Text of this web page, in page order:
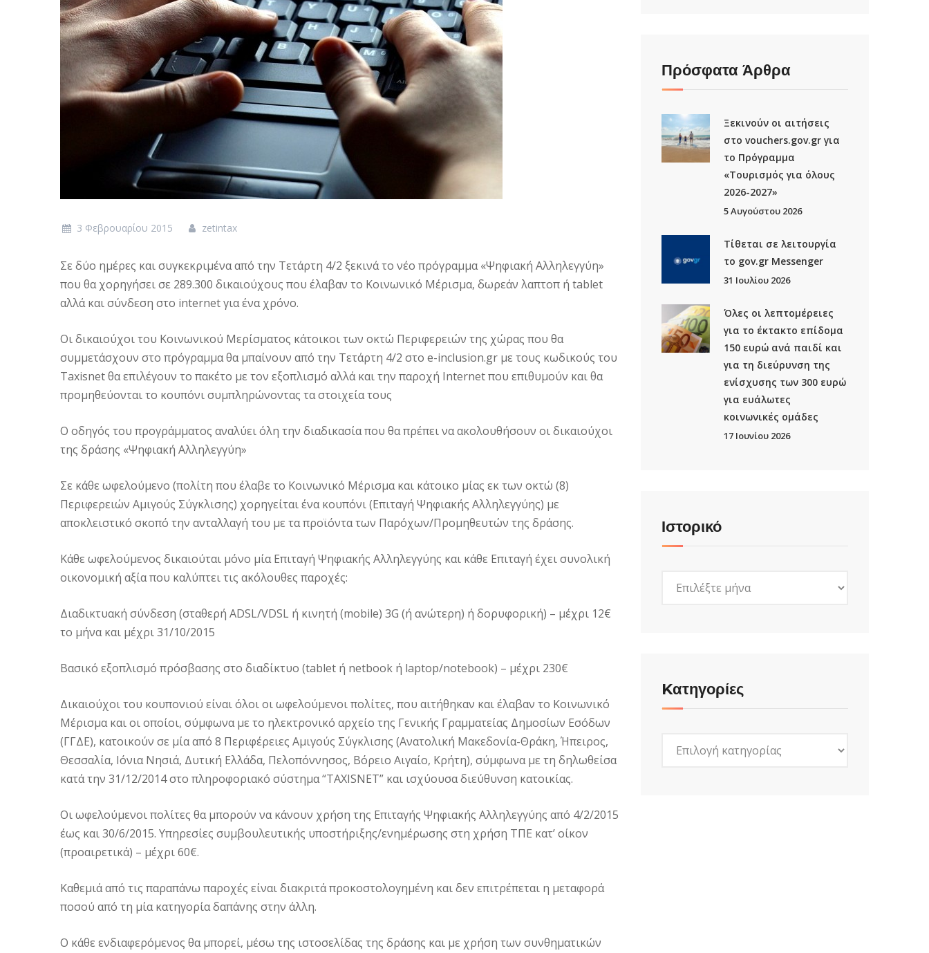
3 Φεβρουαρίου 2015 zetintax
Σε δύο ημέρες και συγκεκριμένα από την Τετάρτη 4/2 ξεκινά το νέο πρόγραμμα «Ψηφιακή Αλληλεγγύη»
που θα χορηγήσει σε 289.300 δικαιούχους που έλαβαν το Κοινωνικό Μέρισμα, δωρεάν λαπτοπ ή tablet
αλλά και σύνδεση στο internet για ένα χρόνο.
Οι δικαιούχοι του Κοινωνικού Μερίσματος κάτοικοι των οκτώ Περιφερειών της χώρας που θα
συμμετάσχουν στο πρόγραμμα θα μπαίνουν από την Τετάρτη 4/2 στο e-inclusion.gr με τους κωδικούς του
Taxisnet θα επιλέγουν το πακέτο με τον εξοπλισμό αλλά και την παροχή Internet που επιθυμούν και θα
προμηθεύονται το κουπόνι συμπληρώνοντας τα στοιχεία τους
Ο οδηγός του προγράμματος αναλύει όλη την διαδικασία που θα πρέπει να ακολουθήσουν οι δικαιούχοι
της δράσης «Ψηφιακή Αλληλεγγύη»
Σε κάθε ωφελούμενο (πολίτη που έλαβε το Κοινωνικό Μέρισμα και κάτοικο μίας εκ των οκτώ (8)
Περιφερειών Αμιγούς Σύγκλισης) χορηγείται ένα κουπόνι (Επιταγή Ψηφιακής Αλληλεγγύης) με
αποκλειστικό σκοπό την ανταλλαγή του με τα προϊόντα των Παρόχων/Προμηθευτών της δράσης.
Κάθε ωφελούμενος δικαιούται μόνο μία Επιταγή Ψηφιακής Αλληλεγγύης και κάθε Επιταγή έχει συνολική
οικονομική αξία που καλύπτει τις ακόλουθες παροχές:
Διαδικτυακή σύνδεση (σταθερή ADSL/VDSL ή κινητή (mobile) 3G (ή ανώτερη) ή δορυφορική) – μέχρι 12€
το μήνα και μέχρι 31/10/2015
Βασικό εξοπλισμό πρόσβασης στο διαδίκτυο (tablet ή netbook ή laptop/notebook) – μέχρι 230€
Δικαιούχοι του κουπονιού είναι όλοι οι ωφελούμενοι πολίτες, που αιτήθηκαν και έλαβαν το Κοινωνικό
Μέρισμα και οι οποίοι, σύμφωνα με το ηλεκτρονικό αρχείο της Γενικής Γραμματείας Δημοσίων Εσόδων
(ΓΓΔΕ), κατοικούν σε μία από 8 Περιφέρειες Αμιγούς Σύγκλισης (Ανατολική Μακεδονία-Θράκη, Ήπειρος,
Θεσσαλία, Ιόνια Νησιά, Δυτική Ελλάδα, Πελοπόννησος, Βόρειο Αιγαίο, Κρήτη), σύμφωνα με τη δηλωθείσα
κατά την 31/12/2014 στο πληροφοριακό σύστημα “TAXISNET” και ισχύουσα διεύθυνση κατοικίας.
Οι ωφελούμενοι πολίτες θα μπορούν να κάνουν χρήση της Επιταγής Ψηφιακής Αλληλεγγύης από 4/2/2015
έως και 30/6/2015. Υπηρεσίες συμβουλευτικής υποστήριξης/ενημέρωσης στη χρήση ΤΠΕ κατ’ οίκον
(προαιρετικά) – μέχρι 60€.
Καθεμιά από τις παραπάνω παροχές είναι διακριτά προκοστολογημένη και δεν επιτρέπεται η μεταφορά
ποσού από τη μία κατηγορία δαπάνης στην άλλη.
Ο κάθε ενδιαφερόμενος θα μπορεί, μέσω της ιστοσελίδας της δράσης και με χρήση των συνθηματικών
Πρόσφατα Άρθρα
Ξεκινούν οι αιτήσεις
στο vouchers.gov.gr για
το Πρόγραμμα
«Τουρισμός για όλους
2026-2027»
5 Αυγούστου 2026
Τίθεται σε λειτουργία
το gov.gr Μessenger
31 Ιουλίου 2026
Όλες οι λεπτομέρειες
για το έκτακτο επίδομα
150 ευρώ ανά παιδί και
για τη διεύρυνση της
ενίσχυσης των 300 ευρώ
για ευάλωτες
κοινωνικές ομάδες
17 Ιουνίου 2026
Ιστορικό
Kατηγορίες